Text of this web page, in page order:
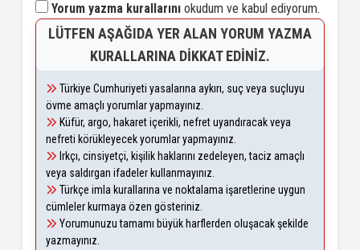
Yorum yazma kurallarını okudum ve kabul ediyorum.
LÜTFEN AŞAĞIDA YER ALAN YORUM YAZMA
KURALLARINA DIKKAT EDINIZ.
Türkiye Cumhuriyeti yasalarına aykırı, suç veya suçluyu
övme amaçlı yorumlar yapmayınız.
Küfür, argo, hakaret içerikli, nefret uyandıracak veya
nefreti körükleyecek yorumlar yapmayınız.
Irkçı, cinsiyetçi, kişilik haklarını zedeleyen, taciz amaçlı
veya saldırgan ifadeler kullanmayınız.
Türkçe imla kurallarına ve noktalama işaretlerine uygun
cümleler kurmaya özen gösteriniz.
Yorumunuzu tamamı büyük harflerden oluşacak şekilde
yazmayınız.